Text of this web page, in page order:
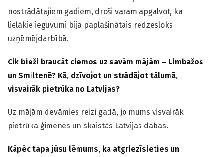
nostrādātajiem gadiem, droši varam apgalvot, ka
lielākie ieguvumi bija paplašinātais redzesloks
uzņēmējdarbībā.
Cik bieži braucāt ciemos uz savām mājām – Limbažos
un Smiltenē? Kā, dzīvojot un strādājot tālumā,
visvairāk pietrūka no Latvijas?
Uz mājām devāmies reizi gadā, jo mums visvairāk
pietrūka ģimenes un skaistās Latvijas dabas.
Kāpēc tapa jūsu lēmums, ka atgriezīsieties un